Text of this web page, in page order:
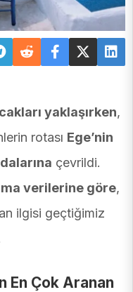
yaklaşırken,
rotası Ege’nin
çevrildi.
verilerine göre,
ilgisi geçtiğimiz
En Çok Aranan